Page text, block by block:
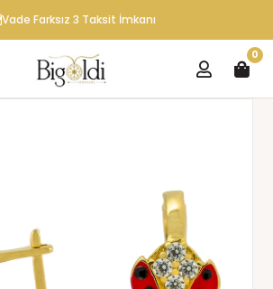
Vade Farksız 3 Taksit İmkanı
0